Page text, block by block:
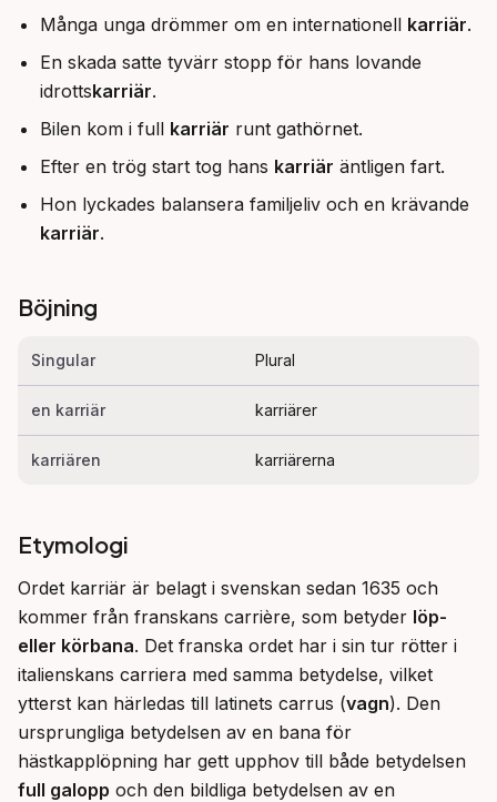
Många unga drömmer om en internationell karriär.
En skada satte tyvärr stopp för hans lovande
idrottskarriär.
Bilen kom i full karriär runt gathörnet.
Efter en trög start tog hans karriär äntligen fart.
Hon lyckades balansera familjeliv och en krävande
karriär.
Böjning
Singular Plural
en karriär karriärer
karriären karriärerna
Etymologi
Ordet karriär är belagt i svenskan sedan 1635 och
kommer från franskans carrière, som betyder löp-
eller körbana. Det franska ordet har i sin tur rötter i
italienskans carriera med samma betydelse, vilket
ytterst kan härledas till latinets carrus (vagn). Den
ursprungliga betydelsen av en bana för
full galopp